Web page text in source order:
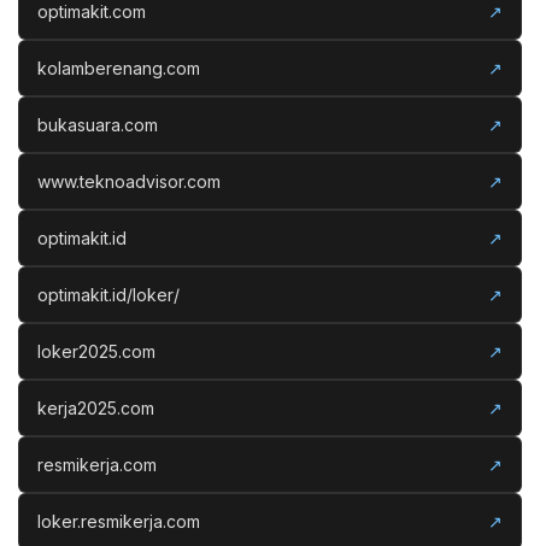
optimakit.com ↗
kolamberenang.com ↗
bukasuara.com ↗
www.teknoadvisor.com ↗
optimakit.id ↗
optimakit.id/loker/ ↗
loker2025.com ↗
kerja2025.com ↗
resmikerja.com ↗
loker.resmikerja.com ↗